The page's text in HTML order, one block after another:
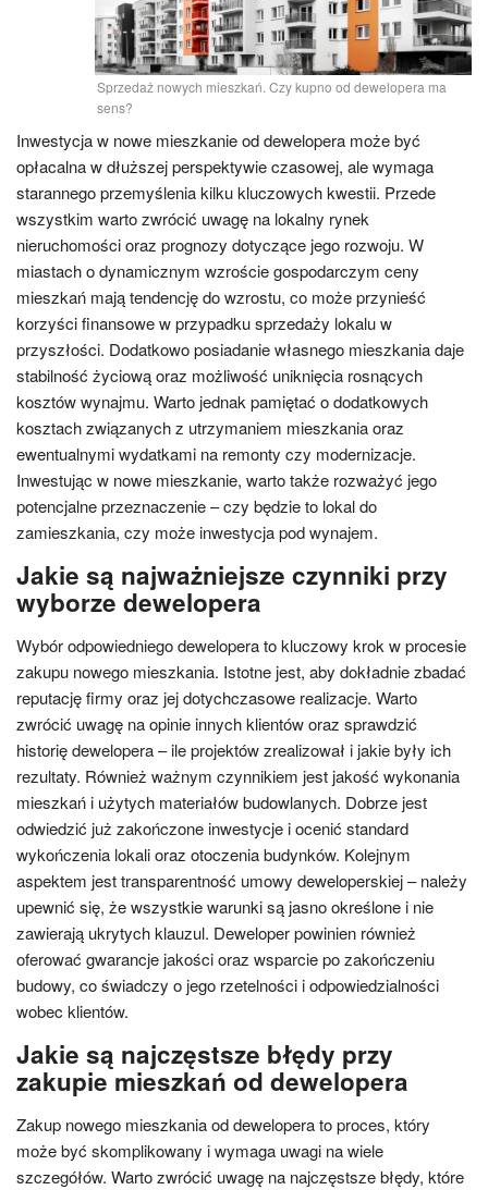
Sprzedaż nowych mieszkań. Czy kupno od dewelopera ma
sens?
Inwestycja w nowe mieszkanie od dewelopera może być
opłacalna w dłuższej perspektywie czasowej, ale wymaga
starannego przemyślenia kilku kluczowych kwestii. Przede
wszystkim warto zwrócić uwagę na lokalny rynek
nieruchomości oraz prognozy dotyczące jego rozwoju. W
miastach o dynamicznym wzroście gospodarczym ceny
mieszkań mają tendencję do wzrostu, co może przynieść
korzyści finansowe w przypadku sprzedaży lokalu w
przyszłości. Dodatkowo posiadanie własnego mieszkania daje
stabilność życiową oraz możliwość uniknięcia rosnących
kosztów wynajmu. Warto jednak pamiętać o dodatkowych
kosztach związanych z utrzymaniem mieszkania oraz
ewentualnymi wydatkami na remonty czy modernizacje.
Inwestując w nowe mieszkanie, warto także rozważyć jego
potencjalne przeznaczenie – czy będzie to lokal do
zamieszkania, czy może inwestycja pod wynajem.
Jakie są najważniejsze czynniki przy
wyborze dewelopera
Wybór odpowiedniego dewelopera to kluczowy krok w procesie
zakupu nowego mieszkania. Istotne jest, aby dokładnie zbadać
reputację firmy oraz jej dotychczasowe realizacje. Warto
zwrócić uwagę na opinie innych klientów oraz sprawdzić
historię dewelopera – ile projektów zrealizował i jakie były ich
rezultaty. Również ważnym czynnikiem jest jakość wykonania
mieszkań i użytych materiałów budowlanych. Dobrze jest
odwiedzić już zakończone inwestycje i ocenić standard
wykończenia lokali oraz otoczenia budynków. Kolejnym
aspektem jest transparentność umowy deweloperskiej – należy
upewnić się, że wszystkie warunki są jasno określone i nie
zawierają ukrytych klauzul. Deweloper powinien również
oferować gwarancje jakości oraz wsparcie po zakończeniu
budowy, co świadczy o jego rzetelności i odpowiedzialności
wobec klientów.
Jakie są najczęstsze błędy przy
zakupie mieszkań od dewelopera
Zakup nowego mieszkania od dewelopera to proces, który
może być skomplikowany i wymaga uwagi na wiele
szczegółów. Warto zwrócić uwagę na najczęstsze błędy, które